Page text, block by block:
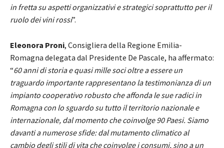
in fretta su aspetti organizzativi e strategici soprattutto per il
ruolo dei vini rossi”.
Eleonora Proni, Consigliera della Regione Emilia-
Romagna delegata dal Presidente De Pascale, ha affermato:
“60 anni di storia e quasi mille soci oltre a essere un
traguardo importante rappresentano la testimonianza di un
impianto cooperativo robusto che affonda le sue radici in
Romagna con lo sguardo su tutto il territorio nazionale e
internazionale, dal momento che coinvolge 90 Paesi. Siamo
davanti a numerose sfide: dal mutamento climatico al
cambio degli stili di vita che coinvolge i consumi, sino a un